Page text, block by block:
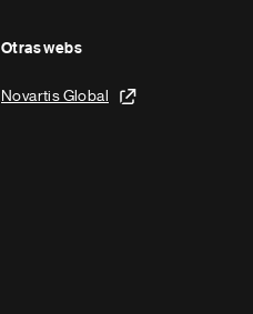
Otras webs
Novartis Global